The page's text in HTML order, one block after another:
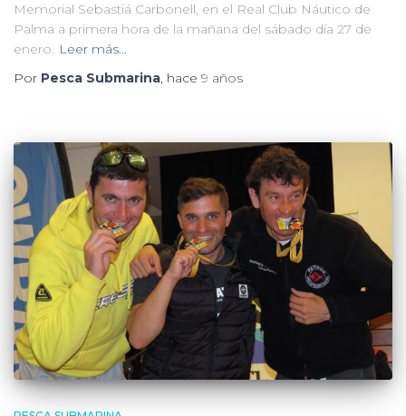
Memorial Sebastiá Carbonell, en el Real Club Náutico de
Palma a primera hora de la mañana del sábado día 27 de
enero. Leer más…
Por Pesca Submarina, hace 9 años